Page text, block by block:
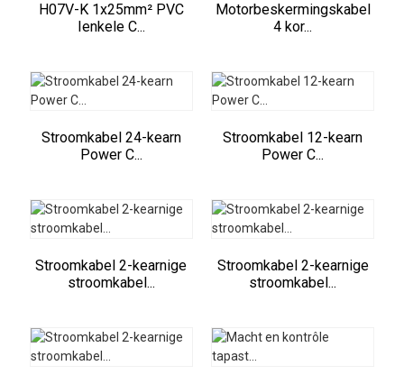
H07V-K 1x25mm² PVC
Ienkele C...
Motorbeskermingskabel
4 kor...
Stroomkabel 24-kearn
Power C...
Stroomkabel 12-kearn
Power C...
Stroomkabel 2-kearnige
stroomkabel...
Stroomkabel 2-kearnige
stroomkabel...